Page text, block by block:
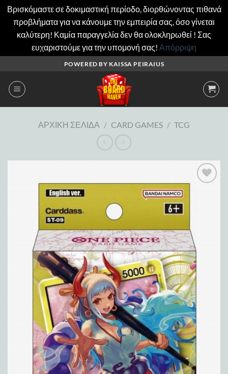
Βρισκόμαστε σε δοκιμαστική περίοδο, διορθώνοντας πιθανά
προβλήματα για να κάνουμε την εμπειρία σας, όσο γίνεται
καλύτερη! Καμία παραγγελία δεν θα ολοκληρωθεί ! Σας
ευχαριστούμε για την υπομονή σας! Απόρριψη
περιεχόμενο
POWERED BY KAISSA PEIRAIUS
ΑΡΧΙΚΉ ΣΕΛΊΔΑ / CARD GAMES / TCG